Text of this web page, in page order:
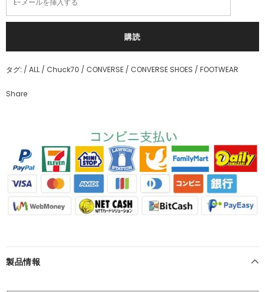
タグ: / ALL / Chuck70 / CONVERSE / CONVERSE SHOES / FOOTWEAR
Share
製品情報